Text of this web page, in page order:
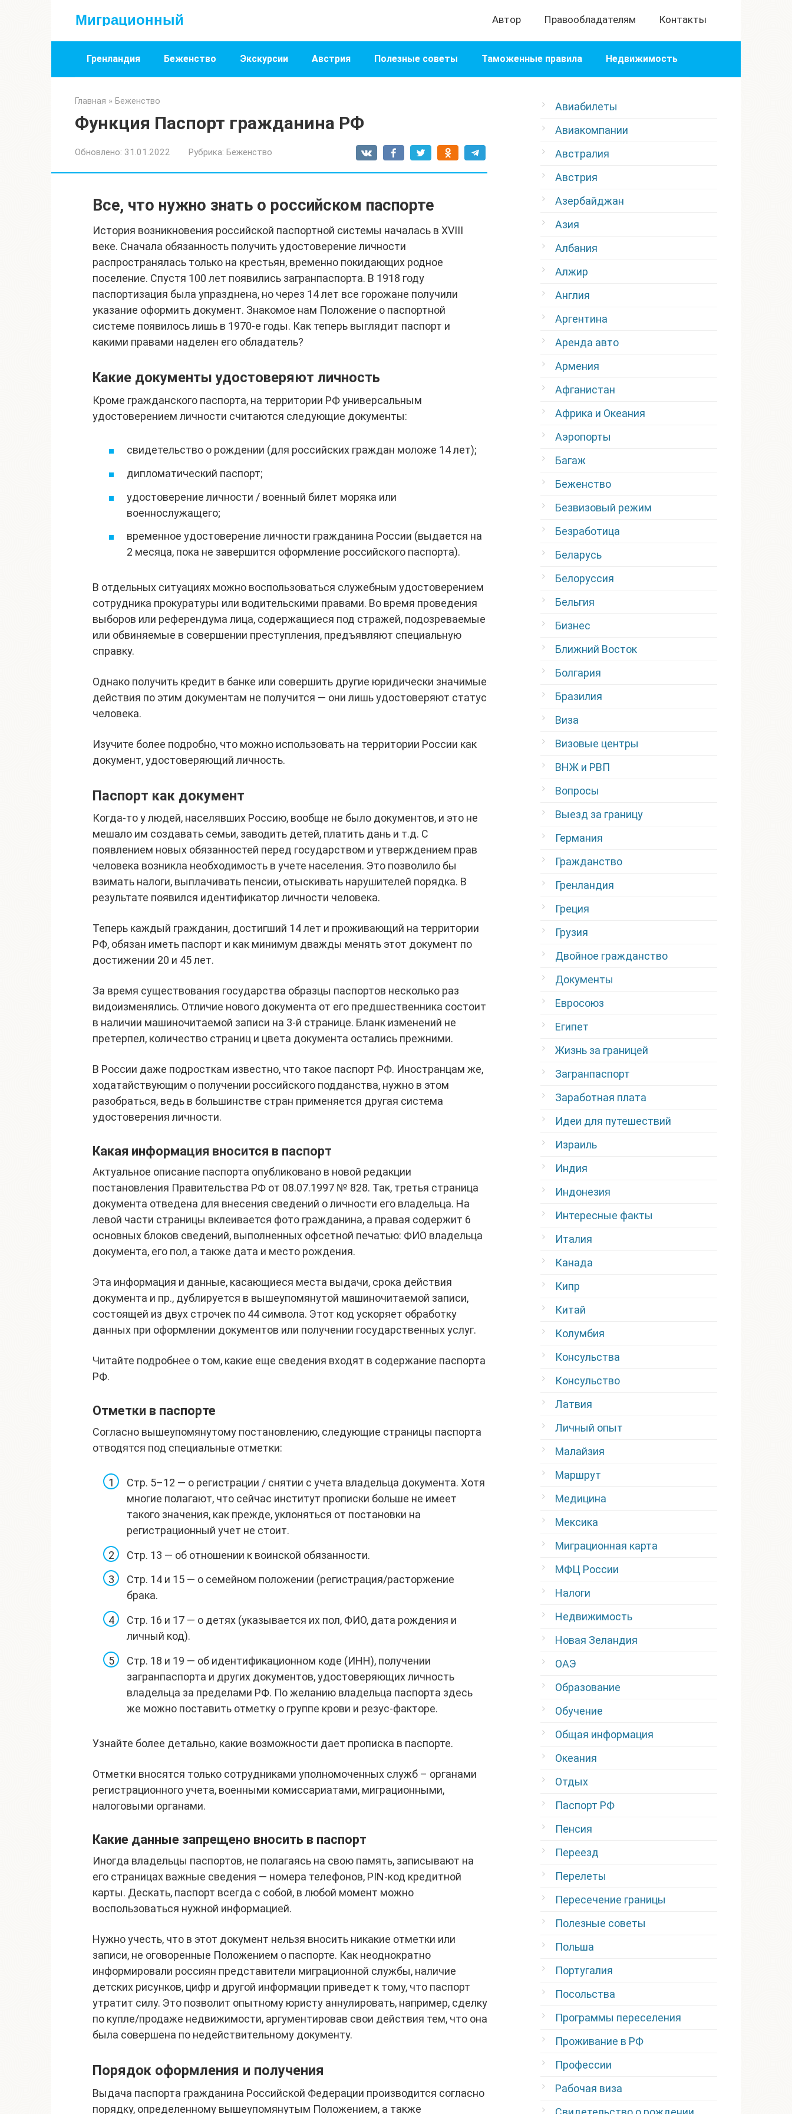
Миграционный Автор Правообладателям Контакты
Гренландия Беженство Экскурсии Австрия Полезные советы Таможенные правила Недвижимость
Главная » Беженство
Функция Паспорт гражданина РФ
Обновлено: 31.01.2022 Рубрика: Беженство
Все, что нужно знать о российском паспорте
История возникновения российской паспортной системы началась в XVIII
веке. Сначала обязанность получить удостоверение личности
распространялась только на крестьян, временно покидающих родное
поселение. Спустя 100 лет появились загранпаспорта. В 1918 году
паспортизация была упразднена, но через 14 лет все горожане получили
указание оформить документ. Знакомое нам Положение о паспортной
системе появилось лишь в 1970-е годы. Как теперь выглядит паспорт и
какими правами наделен его обладатель?
Какие документы удостоверяют личность
Кроме гражданского паспорта, на территории РФ универсальным
удостоверением личности считаются следующие документы:
свидетельство о рождении (для российских граждан моложе 14 лет);
дипломатический паспорт;
удостоверение личности / военный билет моряка или
военнослужащего;
временное удостоверение личности гражданина России (выдается на
2 месяца, пока не завершится оформление российского паспорта).
В отдельных ситуациях можно воспользоваться служебным удостоверением
сотрудника прокуратуры или водительскими правами. Во время проведения
выборов или референдума лица, содержащиеся под стражей, подозреваемые
или обвиняемые в совершении преступления, предъявляют специальную
справку.
Однако получить кредит в банке или совершить другие юридически значимые
действия по этим документам не получится — они лишь удостоверяют статус
человека.
Изучите более подробно, что можно использовать на территории России как
документ, удостоверяющий личность.
Паспорт как документ
Когда-то у людей, населявших Россию, вообще не было документов, и это не
мешало им создавать семьи, заводить детей, платить дань и т.д. С
появлением новых обязанностей перед государством и утверждением прав
человека возникла необходимость в учете населения. Это позволило бы
взимать налоги, выплачивать пенсии, отыскивать нарушителей порядка. В
результате появился идентификатор личности человека.
Теперь каждый гражданин, достигший 14 лет и проживающий на территории
РФ, обязан иметь паспорт и как минимум дважды менять этот документ по
достижении 20 и 45 лет.
За время существования государства образцы паспортов несколько раз
видоизменялись. Отличие нового документа от его предшественника состоит
в наличии машиночитаемой записи на 3-й странице. Бланк изменений не
претерпел, количество страниц и цвета документа остались прежними.
В России даже подросткам известно, что такое паспорт РФ. Иностранцам же,
ходатайствующим о получении российского подданства, нужно в этом
разобраться, ведь в большинстве стран применяется другая система
удостоверения личности.
Какая информация вносится в паспорт
Актуальное описание паспорта опубликовано в новой редакции
постановления Правительства РФ от 08.07.1997 № 828. Так, третья страница
документа отведена для внесения сведений о личности его владельца. На
левой части страницы вклеивается фото гражданина, а правая содержит 6
основных блоков сведений, выполненных офсетной печатью: ФИО владельца
документа, его пол, а также дата и место рождения.
Эта информация и данные, касающиеся места выдачи, срока действия
документа и пр., дублируется в вышеупомянутой машиночитаемой записи,
состоящей из двух строчек по 44 символа. Этот код ускоряет обработку
данных при оформлении документов или получении государственных услуг.
Читайте подробнее о том, какие еще сведения входят в содержание паспорта
РФ.
Отметки в паспорте
Согласно вышеупомянутому постановлению, следующие страницы паспорта
отводятся под специальные отметки:
Стр. 5–12 — о регистрации / снятии с учета владельца документа. Хотя
многие полагают, что сейчас институт прописки больше не имеет
такого значения, как прежде, уклоняться от постановки на
регистрационный учет не стоит.
Стр. 13 — об отношении к воинской обязанности.
Стр. 14 и 15 — о семейном положении (регистрация/расторжение
брака.
Стр. 16 и 17 — о детях (указывается их пол, ФИО, дата рождения и
личный код).
Стр. 18 и 19 — об идентификационном коде (ИНН), получении
загранпаспорта и других документов, удостоверяющих личность
владельца за пределами РФ. По желанию владельца паспорта здесь
же можно поставить отметку о группе крови и резус-факторе.
Узнайте более детально, какие возможности дает прописка в паспорте.
Отметки вносятся только сотрудниками уполномоченных служб – органами
регистрационного учета, военными комиссариатами, миграционными,
налоговыми органами.
Какие данные запрещено вносить в паспорт
Иногда владельцы паспортов, не полагаясь на свою память, записывают на
его страницах важные сведения — номера телефонов, PIN-код кредитной
карты. Дескать, паспорт всегда с собой, в любой момент можно
воспользоваться нужной информацией.
Нужно учесть, что в этот документ нельзя вносить никакие отметки или
записи, не оговоренные Положением о паспорте. Как неоднократно
информировали россиян представители миграционной службы, наличие
детских рисунков, цифр и другой информации приведет к тому, что паспорт
утратит силу. Это позволит опытному юристу аннулировать, например, сделку
по купле/продаже недвижимости, аргументировав свои действия тем, что она
была совершена по недействительному документу.
Порядок оформления и получения
Выдача паспорта гражданина Российской Федерации производится согласно
порядку, определенному вышеупомянутым Положением, а также
Авиабилеты
Авиакомпании
Австралия
Австрия
Азербайджан
Азия
Албания
Алжир
Англия
Аргентина
Аренда авто
Армения
Афганистан
Африка и Океания
Аэропорты
Багаж
Беженство
Безвизовый режим
Безработица
Беларусь
Белоруссия
Бельгия
Бизнес
Ближний Восток
Болгария
Бразилия
Виза
Визовые центры
ВНЖ и РВП
Вопросы
Выезд за границу
Германия
Гражданство
Гренландия
Греция
Грузия
Двойное гражданство
Документы
Евросоюз
Египет
Жизнь за границей
Загранпаспорт
Заработная плата
Идеи для путешествий
Израиль
Индия
Индонезия
Интересные факты
Италия
Канада
Кипр
Китай
Колумбия
Консульства
Консульство
Латвия
Личный опыт
Малайзия
Маршрут
Медицина
Мексика
Миграционная карта
МФЦ России
Налоги
Недвижимость
Новая Зеландия
ОАЭ
Образование
Обучение
Общая информация
Океания
Отдых
Паспорт РФ
Пенсия
Переезд
Перелеты
Пересечение границы
Полезные советы
Польша
Португалия
Посольства
Программы переселения
Проживание в РФ
Профессии
Рабочая виза